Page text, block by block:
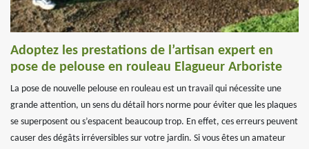
Adoptez les prestations de l’artisan expert en
pose de pelouse en rouleau Elagueur Arboriste
La pose de nouvelle pelouse en rouleau est un travail qui nécessite une
grande attention, un sens du détail hors norme pour éviter que les plaques
se superposent ou s’espacent beaucoup trop. En effet, ces erreurs peuvent
causer des dégâts irréversibles sur votre jardin. Si vous êtes un amateur